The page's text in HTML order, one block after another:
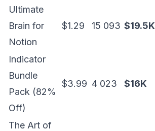
Ultimate
Brain for
Notion
$1.29 15 093 $19.5K
Indicator
Bundle
Pack (82%
Off)
$3.99 4 023 $16K
The Art of